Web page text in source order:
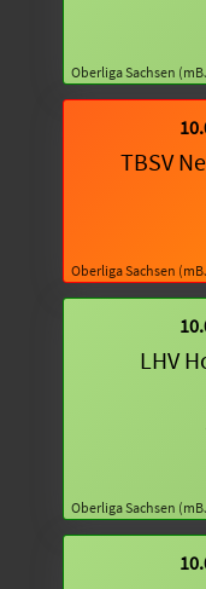
Oberliga Sachsen
Oberliga Sachsen
TBSV
Oberliga Sachsen
LHV